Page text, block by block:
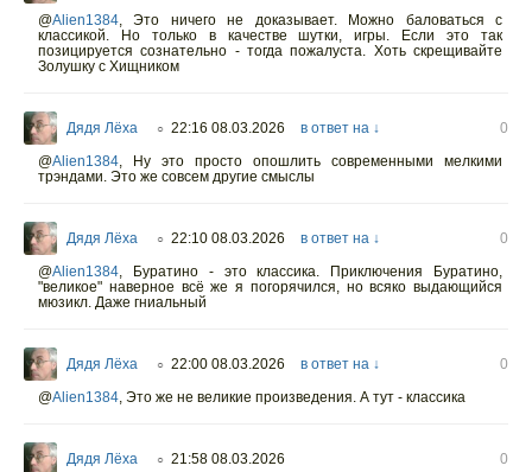
@Alien1384, Это ничего не доказывает. Можно баловаться с
классикой. Но только в качестве шутки, игры. Если это так
позицируется сознательно - тогда пожалуста. Хоть скрещивайте
Золушку с Хищником
Дядя Лёха ○ 22:16 08.03.2026 в ответ на ↓
0
@Alien1384, Ну это просто опошлить современными мелкими
трэндами. Это же совсем другие смыслы
Дядя Лёха ○ 22:10 08.03.2026 в ответ на ↓
0
@Alien1384, Буратино - это классика. Приключения Буратино,
"великое" наверное всё же я погорячился, но всяко выдающийся
мюзикл. Даже гниальный
Дядя Лёха ○ 22:00 08.03.2026 в ответ на ↓
0
@Alien1384, Это же не великие произведения. А тут - классика
Дядя Лёха ○ 21:58 08.03.2026
0